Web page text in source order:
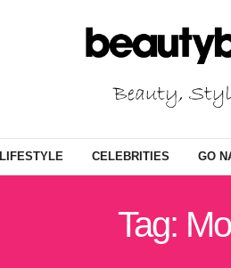
LIFESTYLE CELEBRITIES GO
Tag: